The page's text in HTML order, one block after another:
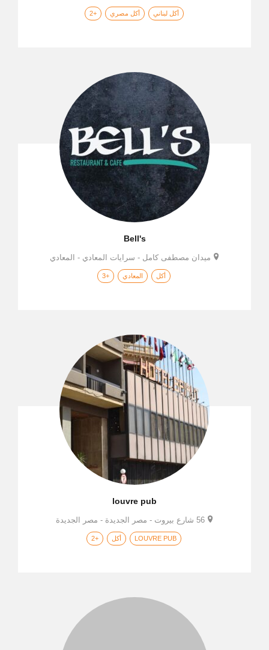
أكل لبناني أكل مصري +2
Bell's
ميدان مصطفى كامل - سرايات المعادي - المعادي
أكل المعادي +3
louvre pub
56 شارع بيروت - مصر الجديدة - مصر الجديدة
LOUVRE PUB أكل +2